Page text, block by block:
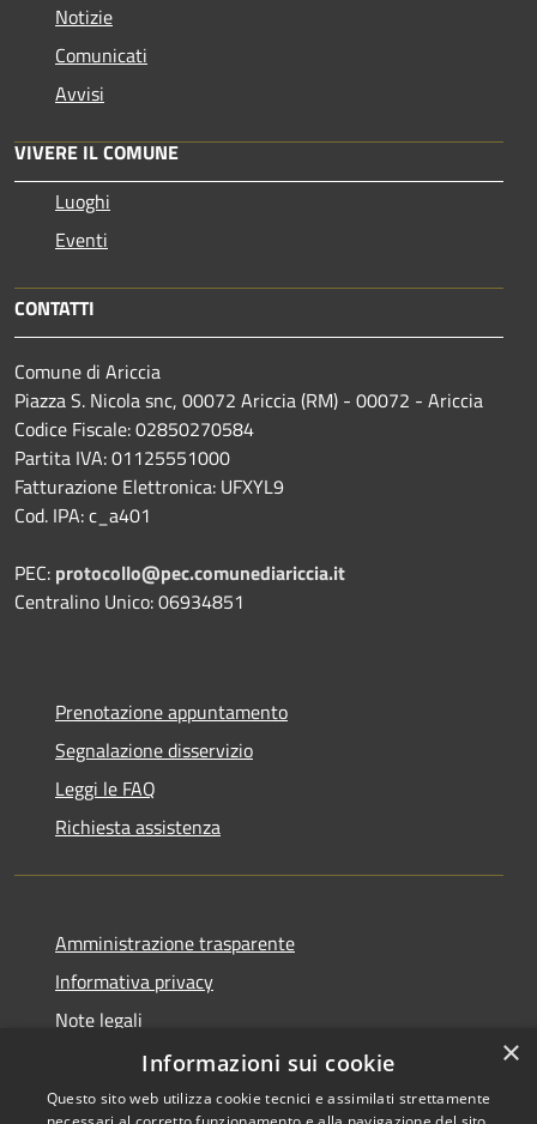
Notizie
Comunicati
Avvisi
VIVERE IL COMUNE
Luoghi
Eventi
CONTATTI
Comune di Ariccia
Piazza S. Nicola snc, 00072 Ariccia (RM) - 00072 - Ariccia
Codice Fiscale: 02850270584
Partita IVA: 01125551000
Fatturazione Elettronica: UFXYL9
Cod. IPA: c_a401
PEC: protocollo@pec.comunediariccia.it
Centralino Unico: 06934851
Prenotazione appuntamento
Segnalazione disservizio
Leggi le FAQ
Richiesta assistenza
Amministrazione trasparente
Informativa privacy
Note legali
Dichiarazione di accessibilità
×
Informazioni sui cookie
Questo sito web utilizza cookie tecnici e assimilati strettamente